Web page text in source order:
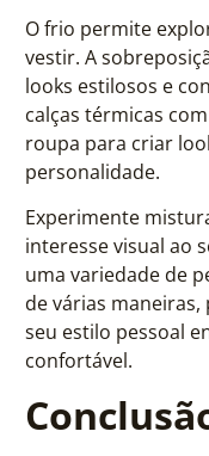
O frio permite
vestir. A
looks estilosos e
calças térmicas
roupa para criar
personalidade.
Experimente
interesse visual ao
uma variedade de
de várias
seu estilo pessoal
confortável.